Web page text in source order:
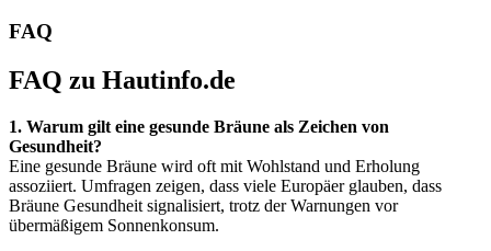
FAQ
FAQ zu Hautinfo.de
1. Warum gilt eine gesunde Bräune als Zeichen von
Gesundheit?
Eine gesunde Bräune wird oft mit Wohlstand und Erholung
assoziiert. Umfragen zeigen, dass viele Europäer glauben, dass
Bräune Gesundheit signalisiert, trotz der Warnungen vor
übermäßigem Sonnenkonsum.